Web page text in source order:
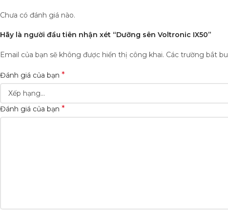
Chưa có đánh giá nào.
Hãy là người đầu tiên nhận xét “Dưỡng sên Voltronic IX50”
Email của bạn sẽ không được hiển thị công khai. Các trường bắt
Đánh giá của bạn *
Đánh giá của bạn *